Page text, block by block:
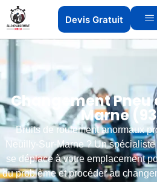
Devis Gratuit
Changement
Marne
Bruits de roulement anormaux
Neuilly-Sur-Marne ? Un
se déplace à votre emplacement
du problème et procéder au